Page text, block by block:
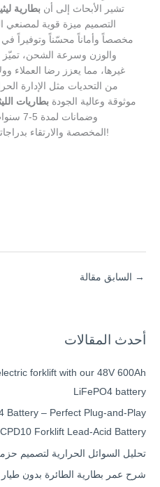
تشير الأبحاث إلى أن بطارية
التصميم ميزة قوية لمصنعي
مخصصاً وأماناً محسّناً وتوفيراً
والوزن وسرعة الشحن،
غيرها، مما يعزز رضا العملاء
من التحديات مثل الإدارة
موثوقة وعالية الجودة بطاريات
المخصصة والارتقاء بدراجاتك الإلكترونية إلى المستوى التالي!
→ السابق مقالة
أحدث المقالات
forklift with our 48V 600Ah
LiFePO4 battery
Battery – Perfect Plug-and-Play
Forklift Lead-Acid Battery
تحليل السوائل الحرارية لتصميم
شرح عمر بطارية الطائرة بدون طيار